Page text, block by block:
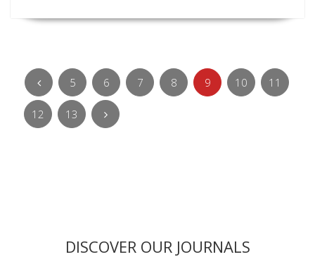
5 6 7 8 9 10 11
12 13
DISCOVER OUR JOURNALS